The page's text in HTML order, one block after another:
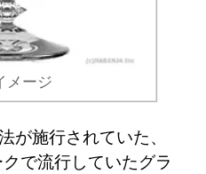
メージ
が施行されていた、
で流行していたグラ